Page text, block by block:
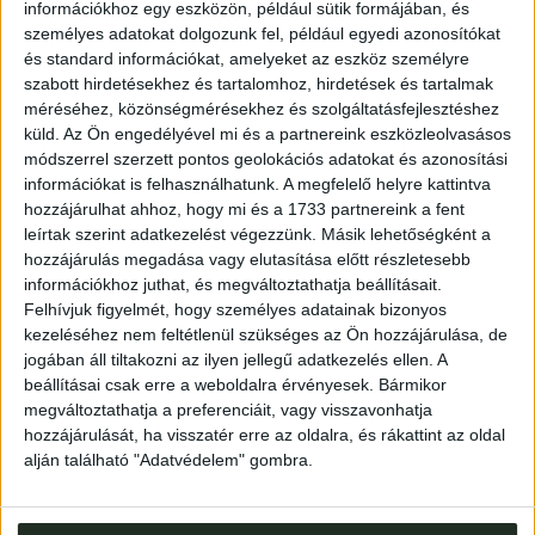
információkhoz egy eszközön, például sütik formájában, és
személyes adatokat dolgozunk fel, például egyedi azonosítókat
és standard információkat, amelyeket az eszköz személyre
szabott hirdetésekhez és tartalomhoz, hirdetések és tartalmak
méréséhez, közönségmérésekhez és szolgáltatásfejlesztéshez
küld. Az Ön engedélyével mi és a partnereink eszközleolvasásos
módszerrel szerzett pontos geolokációs adatokat és azonosítási
információkat is felhasználhatunk. A megfelelő helyre kattintva
hozzájárulhat ahhoz, hogy mi és a 1733 partnereink a fent
leírtak szerint adatkezelést végezzünk. Másik lehetőségként a
hozzájárulás megadása vagy elutasítása előtt részletesebb
információkhoz juthat, és megváltoztathatja beállításait.
Felhívjuk figyelmét, hogy személyes adatainak bizonyos
kezeléséhez nem feltétlenül szükséges az Ön hozzájárulása, de
jogában áll tiltakozni az ilyen jellegű adatkezelés ellen. A
beállításai csak erre a weboldalra érvényesek. Bármikor
megváltoztathatja a preferenciáit, vagy visszavonhatja
hozzájárulását, ha visszatér erre az oldalra, és rákattint az oldal
alján található "Adatvédelem" gombra.
Auctions
If you wist to sell your books on our auctions contact us
at + 36 1 266 1970, oraukcio@kozpontiantikvarium.hu.
Address: Hungary, 1053 Budapest, Múzeum krt. 13-15.
Telephone: +36 1 317 3514
Open: monday-friday 10-18, saturday 10-14